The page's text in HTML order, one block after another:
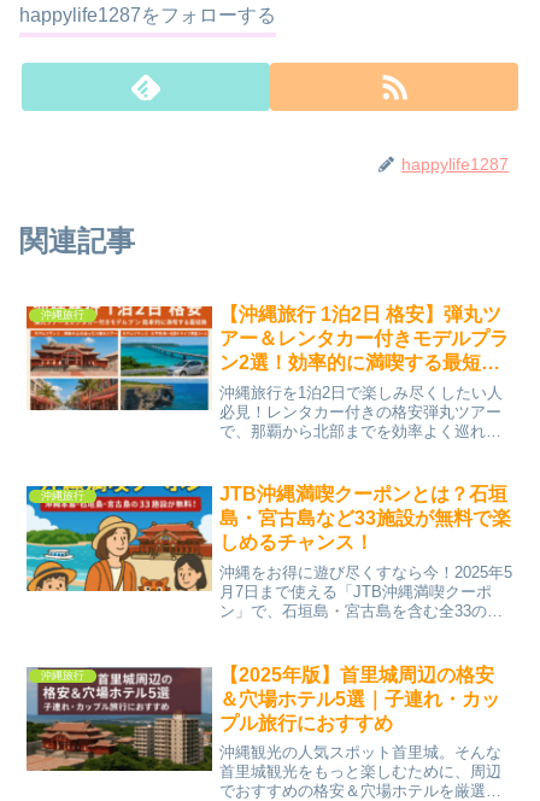
happylife1287をフォローする
happylife1287
関連記事
沖縄旅行
【沖縄旅行 1泊2日 格安】弾丸ツ
アー＆レンタカー付きモデルプラ
ン2選！効率的に満喫する最短沖
縄旅
沖縄旅行を1泊2日で楽しみ尽くしたい人
必見！レンタカー付きの格安弾丸ツアー
で、那覇から北部までを効率よく巡れる
間が限られていても、沖縄の魅力をたっ
ぷり味わえるのが「...
沖縄旅行
JTB沖縄満喫クーポンとは？石垣
島・宮古島など33施設が無料で楽
しめるチャンス！
沖縄をお得に遊び尽くすなら今！2025年5
月7日まで使える「JTB沖縄満喫クーポ
ン」で、石垣島・宮古島を含む全33の人
します。JTB沖縄満喫クーポンとは？GW
おすすめ...
沖縄旅行
【2025年版】首里城周辺の格安
＆穴場ホテル5選｜子連れ・カッ
プル旅行におすすめ
沖縄観光の人気スポット首里城。そんな
首里城観光をもっと楽しむために、周辺
でおすすめの格安＆穴場ホテルを厳選し